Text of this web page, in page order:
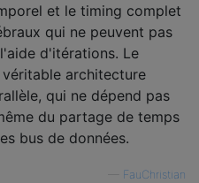
et le timing complet
qui ne peuvent pas
d'itérations. Le
architecture
qui ne dépend pas
du partage de temps
bus de données.
FauChristian